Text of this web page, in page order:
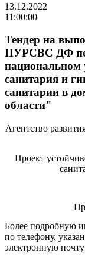
13.12.2022
11:00:00
Тендер на
ПУРСВС ДФ по
национальном
санитария и
санитарии в
области"
Агентство
Проект
Более подробную
по телефону,
электронную почту